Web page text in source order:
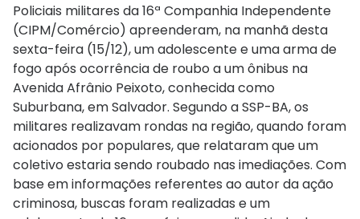
Policiais militares da 16ª Companhia Independente
(CIPM/Comércio) apreenderam, na manhã desta
sexta-feira (15/12), um adolescente e uma arma de
fogo após ocorrência de roubo a um ônibus na
Avenida Afrânio Peixoto, conhecida como
Suburbana, em Salvador. Segundo a SSP-BA, os
militares realizavam rondas na região, quando foram
acionados por populares, que relataram que um
coletivo estaria sendo roubado nas imediações. Com
base em informações referentes ao autor da ação
criminosa, buscas foram realizadas e um